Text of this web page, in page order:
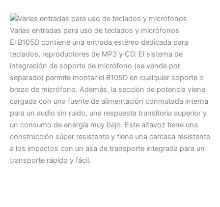
Varias entradas para uso de teclados y micrófonos
El B105D contiene una entrada estéreo dedicada para
teclados, reproductores de MP3 y CD. El sistema de
integración de soporte de micrófono (se vende por
separado) permite montar el B105D en cualquier soporte o
brazo de micrófono. Además, la sección de potencia viene
cargada con una fuente de alimentación conmutada interna
para un audio sin ruido, una respuesta transitoria superior y
un consumo de energía muy bajo. Este altavoz tiene una
construcción súper resistente y tiene una carcasa resistente
a los impactos con un asa de transporte integrada para un
transporte rápido y fácil.